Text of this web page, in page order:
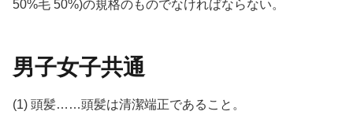
50%毛 50%)の規格のものでなければならない。
男子女子共通
(1) 頭髪……頭髪は清潔端正であること。